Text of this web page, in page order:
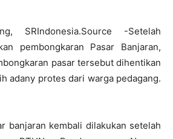
SRIndonesia.Source -Setelah
pembongkaran Pasar Banjaran,
pasar tersebut dihentikan
adany protes dari warga pedagang.
banjaran kembali dilakukan setelah